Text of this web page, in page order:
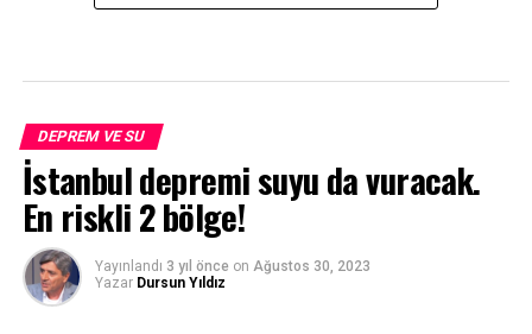
DEPREM VE SU
İstanbul depremi suyu da vuracak.
En riskli 2 bölge!
Yayınlandı 3 yıl önce on Ağustos 30, 2023
Yazar Dursun Yıldız